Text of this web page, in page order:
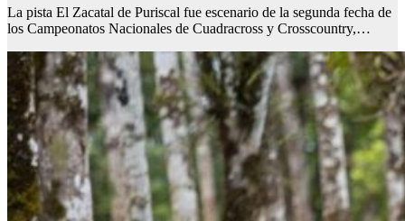
La pista El Zacatal de Puriscal fue escenario de la segunda fecha de
los Campeonatos Nacionales de Cuadracross y Crosscountry,…